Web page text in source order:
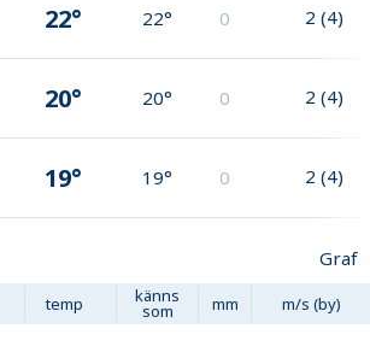
22° 22° 0 2 (4)
20° 20° 0 2 (4)
19° 19° 0 2 (4)
Graf
temp känns
som mm m/s (by)